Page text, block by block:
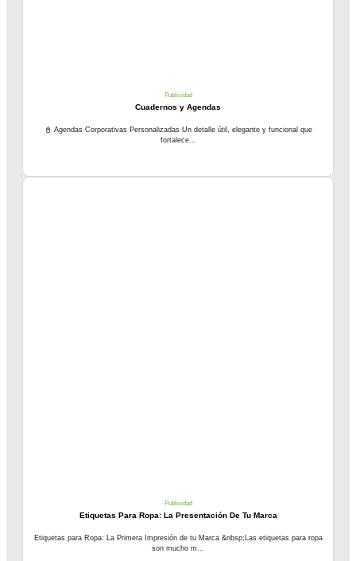
Publicidad
Cuadernos y Agendas
📓 Agendas Corporativas Personalizadas Un detalle útil, elegante y funcional que
fortalece...
Publicidad
Etiquetas Para Ropa: La Presentación De Tu Marca
Etiquetas para Ropa: La Primera Impresión de tu Marca &nbsp;Las etiquetas para ropa
son mucho m...